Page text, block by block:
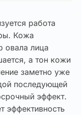
работа
Кожа
овала лица
а тон кожи
заметно уже
последующей
эффект.
эффективность